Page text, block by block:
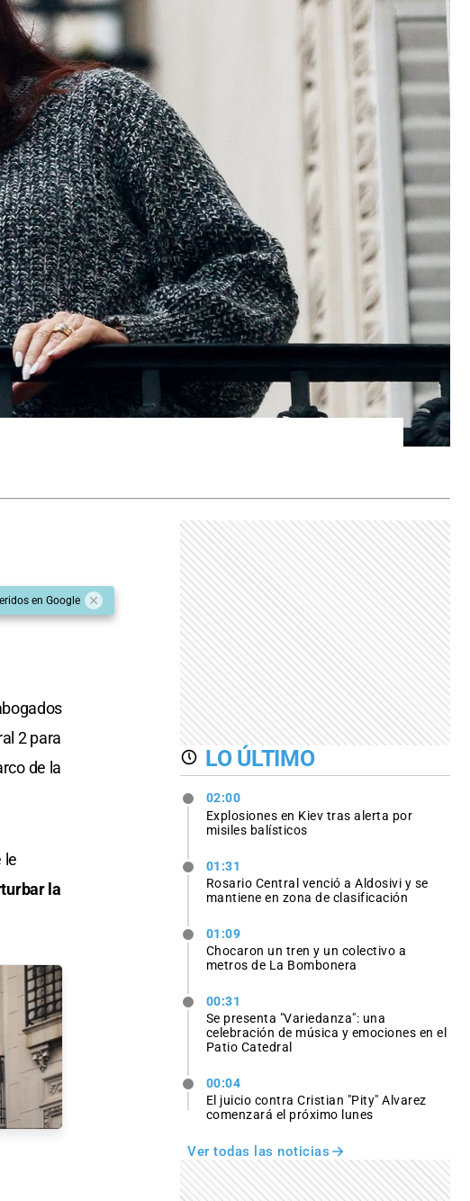
en Google
2 para
de la
le
la
LO ÚLTIMO
02:00
Explosiones en Kiev tras alerta por
misiles balísticos
01:31
Rosario Central venció a Aldosivi y se
mantiene en zona de clasificación
01:09
Chocaron un tren y un colectivo a
metros de La Bombonera
00:31
Se presenta "Variedanza": una
celebración de música y emociones en el
Patio Catedral
00:04
El juicio contra Cristian "Pity" Alvarez
comenzará el próximo lunes
Ver todas las noticias